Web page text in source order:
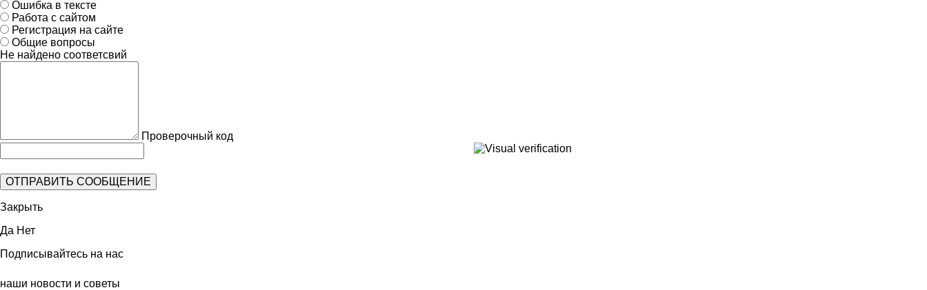
Ошибка в тексте
Работа с сайтом
Регистрация на сайте
Общие вопросы
Не найдено соответсвий
Проверочный код
Закрыть
Да Нет
Подписывайтесь на нас
наши новости и советы